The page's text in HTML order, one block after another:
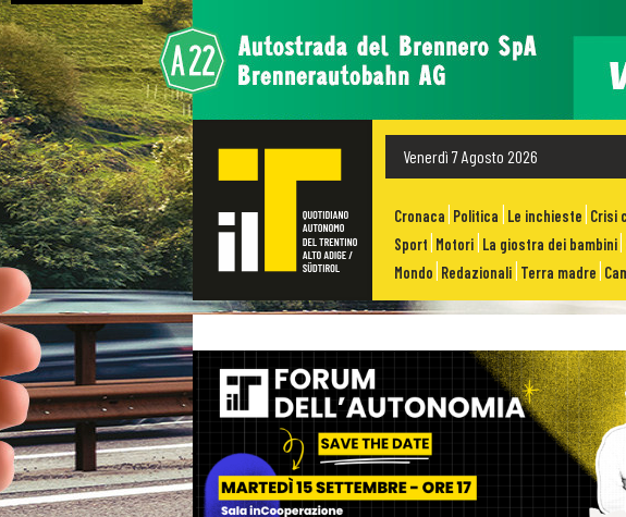
Venerdì 7 Agosto 2026
Cronaca Politica Le inchieste Crisi
Sport Motori La giostra dei bambini
Mondo Redazionali Terra madre